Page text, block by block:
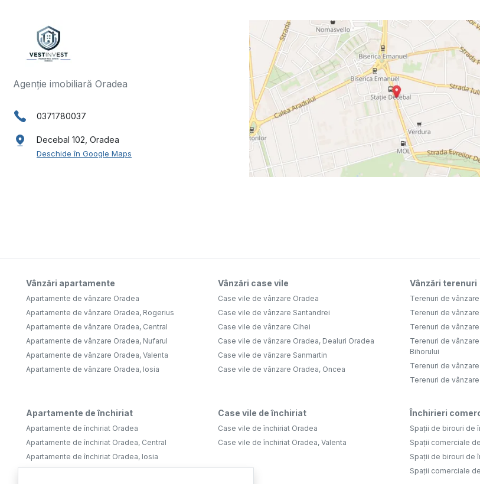
Agenție imobiliară Oradea
0371780037
Decebal 102, Oradea
Deschide în Google Maps
Vânzări apartamente
Apartamente de vânzare Oradea
Apartamente de vânzare Oradea, Rogerius
Apartamente de vânzare Oradea, Central
Apartamente de vânzare Oradea, Nufarul
Apartamente de vânzare Oradea, Valenta
Apartamente de vânzare Oradea, Iosia
Vânzări case vile
Case vile de vânzare Oradea
Case vile de vânzare Santandrei
Case vile de vânzare Cihei
Case vile de vânzare Oradea, Dealuri Oradea
Case vile de vânzare Sanmartin
Case vile de vânzare Oradea, Oncea
Vânzări terenuri
Terenuri de
Terenuri de
Terenuri de
Terenuri de
Bihorului
Terenuri de
Terenuri de
Apartamente de închiriat
Apartamente de închiriat Oradea
Apartamente de închiriat Oradea, Central
Apartamente de închiriat Oradea, Iosia
Apartamente de închiriat Oradea, Rogerius
Case vile de închiriat
Case vile de închiriat Oradea
Case vile de închiriat Oradea, Valenta
Închirieri
Spații de birouri de
Spații comerciale
Spații de birouri de
Spații comerciale